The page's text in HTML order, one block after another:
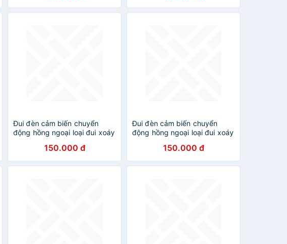
Đui đèn cảm biến chuyển
động hồng ngoại loại đui xoáy
150.000 đ
Đui đèn cảm biến chuyển
động hồng ngoại loại đui xoáy
150.000 đ